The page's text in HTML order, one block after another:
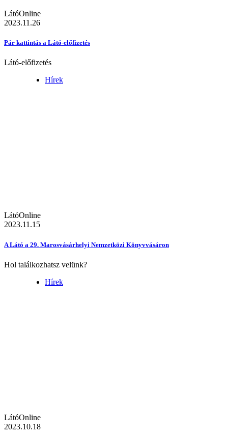
LátóOnline
2023.11.26
Pár kattintás a Látó-előfizetés
Látó-előfizetés
Hírek
LátóOnline
2023.11.15
A Látó a 29. Marosvásárhelyi Nemzetközi Könyvvásáron
Hol találkozhatsz velünk?
Hírek
LátóOnline
2023.10.18